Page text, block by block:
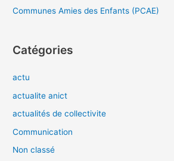
Communes Amies des Enfants (PCAE)
Catégories
actu
actualite anict
actualités de collectivite
Communication
Non classé